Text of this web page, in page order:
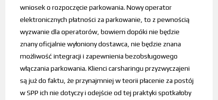
wniosek o rozpoczęcie parkowania. Nowy operator
elektronicznych płatności za parkowanie, to z pewnością
wyzwanie dla operatorów, bowiem dopóki nie będzie
znany oficjalnie wyłoniony dostawca, nie będzie znana
możliwość integracji i zapewnienia bezobsługowego
włączania parkowania. Klienci carsharingu przyzwyczajeni
są już do faktu, że przynajmniej w teorii płacenie za postój
w SPP ich nie dotyczy i odejście od tej praktyki spotkałoby